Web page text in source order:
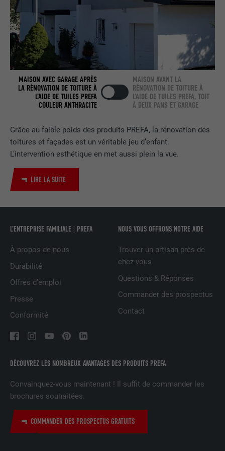
Grâce au faible poids des produits PREFA, la rénovation des
toitures et façades est un véritable jeu d’enfant.
L’intervention esthétique en met aussi plein la vue.
LIRE LA SUITE
MAISON AVEC GARAGE APRÈS
LA RÉNOVATION DE TOITURE À
L’AIDE DE TUILES PREFA
COULEUR ANTHRACITE
MAISON AVANT LA
RÉNOVATION DE TOITURE À
L’AIDE DE TUILES PREFA, TOIT
À DEUX PANS ET GARAGE
DÉCOUVREZ LES NOMBREUX AVANTAGES DES PRODUITS PREFA
Convainquez-vous maintenant ! Il suffit de commander les
brochures souhaitées.
COMMANDER DES PROSPECTUS GRATUITS
L’ENTREPRISE FAMILIALE | PREFA
À propos de nous
Durabilité
Offres d’emploi
Presse
Conformité
NOUS VOUS OFFRONS NOTRE AIDE
Trouver un artisan près de
chez vous
Questions & Réponses
Commander des prospectus
Contact
bcookie
FOURNISSEUR
EXPIRATION 2 ans
UTILITÉ
Utilisé par le service de réseau social
LinkedIn pour suivre l'utilisation de
services intégrés.
NOM bscookie
FOURNISSEUR
UTILITÉ
LinkedIn pour suivre l'utilisation de
NOM UserMatchHistory
EXPIRATION
UTILITÉ
plusieurs sites Internet afin d'afficher de
la publicité adaptée aux préférences de
NOM lidc
FOURNISSEUR LinkedIn
EXPIRATION 1 jour